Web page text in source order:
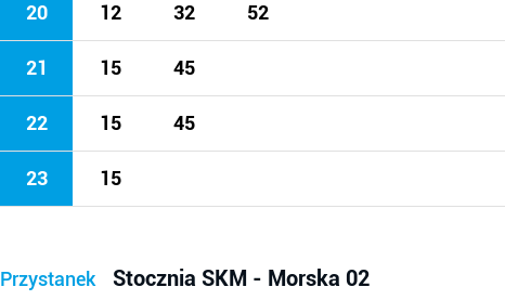
20 12 32 52
21 15 45
22 15 45
23 15
Przystanek Stocznia SKM - Morska 02